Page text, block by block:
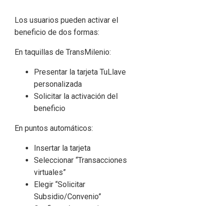
Los usuarios pueden activar el
beneficio de dos formas:
En taquillas de TransMilenio:
Presentar la tarjeta TuLlave
personalizada
Solicitar la activación del
beneficio
En puntos automáticos:
Insertar la tarjeta
Seleccionar “Transacciones
virtuales”
Elegir “Solicitar
Subsidio/Convenio”